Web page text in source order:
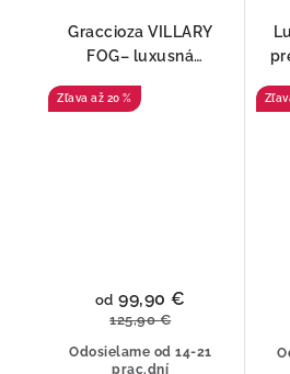
Graccioza VILLARY
FOG– luxusná
prémiovej bavlny
až 20 %
Odosielame od 14-21
prac.dní
od 99,90 €
125,90 €